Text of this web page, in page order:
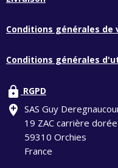
Conditions générales de
Conditions générales
lock RGPD
add_location SAS Guy
19 ZAC carrière dorée
59310 Orchies
France